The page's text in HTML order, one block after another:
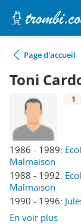
Page d'accueil
Toni
1986 - 1989:
Malmaison
1988 - 1992:
Malmaison
1990 - 1996:
En voir plus
1